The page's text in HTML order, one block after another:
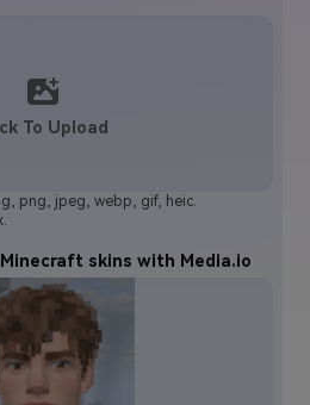
To Upload
png, jpeg, webp, gif, heic.
skins with Media.io